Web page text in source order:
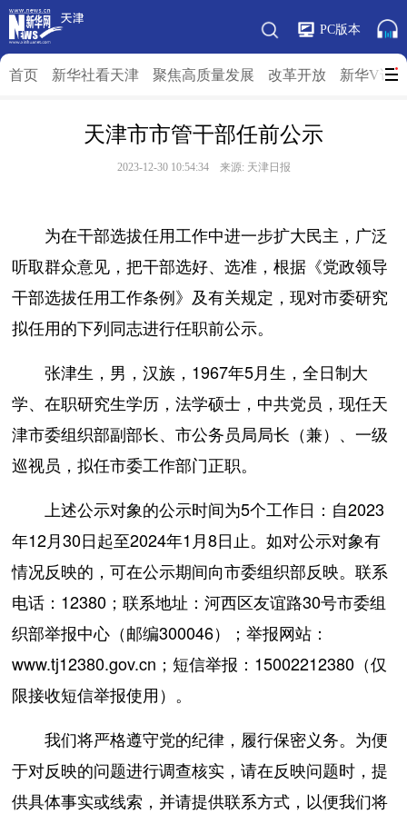
PC版本
首页 新华社看天津 聚焦高质量发展 改革开放 新华V访
天津市市管干部任前公示
2023-12-30 10:54:34 来源: 天津日报
为在干部选拔任用工作中进一步扩大民主，广泛
听取群众意见，把干部选好、选准，根据《党政领导
干部选拔任用工作条例》及有关规定，现对市委研究
拟任用的下列同志进行任职前公示。
张津生，男，汉族，1967年5月生，全日制大
学、在职研究生学历，法学硕士，中共党员，现任天
津市委组织部副部长、市公务员局局长（兼）、一级
巡视员，拟任市委工作部门正职。
上述公示对象的公示时间为5个工作日：自2023
年12月30日起至2024年1月8日止。如对公示对象有
情况反映的，可在公示期间向市委组织部反映。联系
电话：12380；联系地址：河西区友谊路30号市委组
织部举报中心（邮编300046）；举报网站：
www.tj12380.gov.cn；短信举报：15002212380（仅
限接收短信举报使用）。
我们将严格遵守党的纪律，履行保密义务。为便
于对反映的问题进行调查核实，请在反映问题时，提
供具体事实或线索，并请提供联系方式，以便我们将